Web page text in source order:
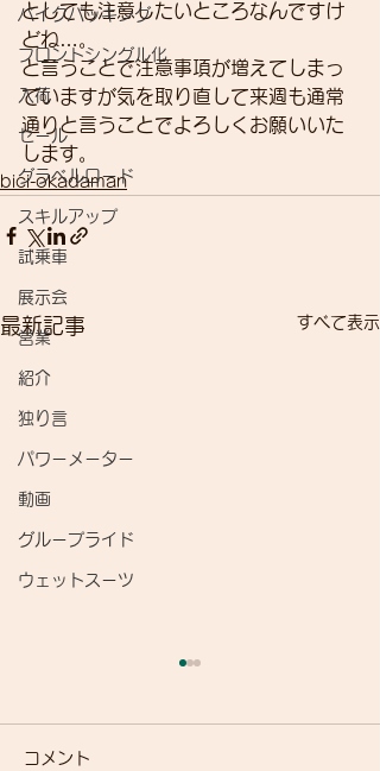
バイクパッキング
フロントシングル化
入荷
セール
グラベルロード
スキルアップ
試乗車
展示会
営業
紹介
独り言
パワーメーター
動画
グループライド
ウェットスーツ
としても注意したいところなんですけ
どね…。
と言うことで注意事項が増えてしまっ
ていますが気を取り直して来週も通常
通りと言うことでよろしくお願いいた
します。
bici-okadaman
最新記事 すべて表示
コメント